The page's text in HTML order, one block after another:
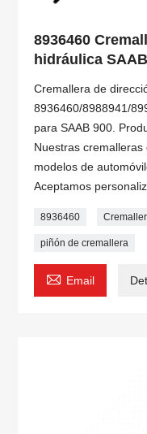
8936460
hidráulica
Cremallera de
8936460/8988941/
para SAAB 900.
Nuestras
modelos de
Aceptamos
8936460
piñón de cremallera
 Email